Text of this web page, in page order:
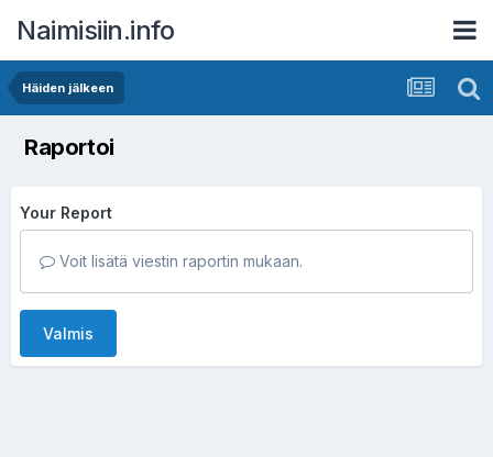
Naimisiin.info
Häiden jälkeen
Raportoi
Your Report
Voit lisätä viestin raportin mukaan.
Valmis